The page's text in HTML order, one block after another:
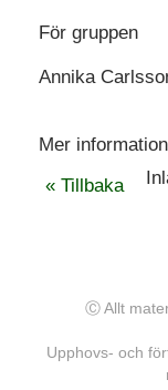
För gruppen
Annika
Mer
« Tillbaka
Ⓒ Allt
Upphovs- och